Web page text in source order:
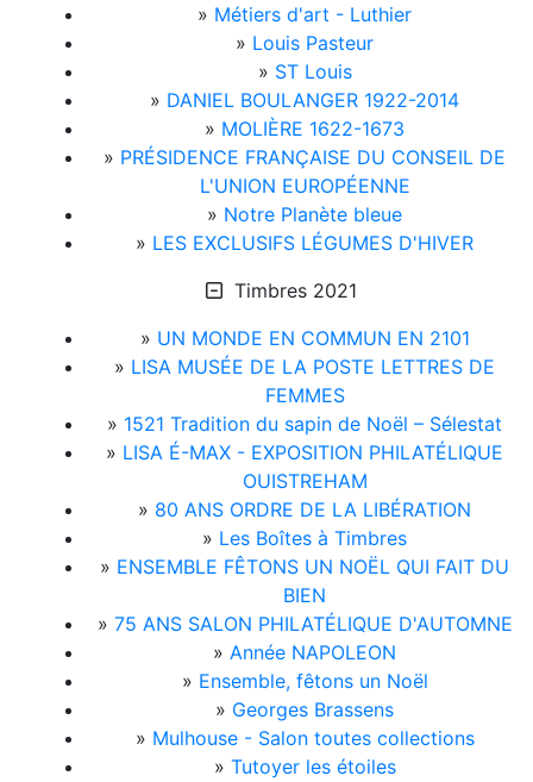
» Métiers d'art - Luthier
» Louis Pasteur
» ST Louis
» DANIEL BOULANGER 1922-2014
» MOLIÈRE 1622-1673
» PRÉSIDENCE FRANÇAISE DU CONSEIL DE
L'UNION EUROPÉENNE
» Notre Planète bleue
» LES EXCLUSIFS LÉGUMES D'HIVER
Timbres 2021
» UN MONDE EN COMMUN EN 2101
» LISA MUSÉE DE LA POSTE LETTRES DE
FEMMES
» 1521 Tradition du sapin de Noël – Sélestat
» LISA É-MAX - EXPOSITION PHILATÉLIQUE
OUISTREHAM
» 80 ANS ORDRE DE LA LIBÉRATION
» Les Boîtes à Timbres
» ENSEMBLE FÊTONS UN NOËL QUI FAIT DU
BIEN
» 75 ANS SALON PHILATÉLIQUE D'AUTOMNE
» Année NAPOLEON
» Ensemble, fêtons un Noël
» Georges Brassens
» Mulhouse - Salon toutes collections
» Tutoyer les étoiles